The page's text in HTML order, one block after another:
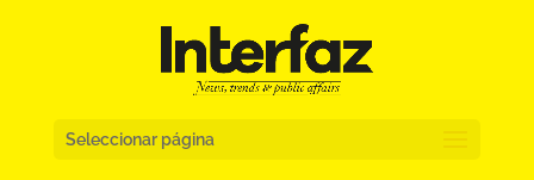
Seleccionar página